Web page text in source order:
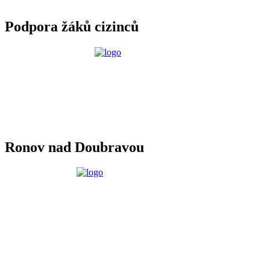
Podpora žáků cizinců
Ronov nad Doubravou